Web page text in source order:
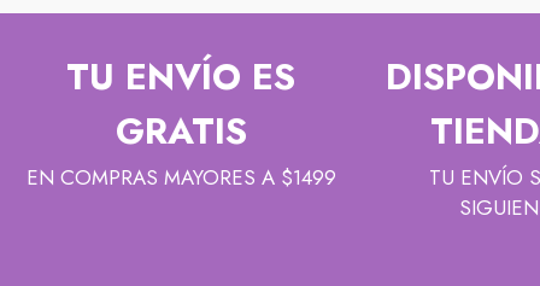
TU ENVÍO ES
GRATIS
EN COMPRAS MAYORES A $1499
TU ENVÍO